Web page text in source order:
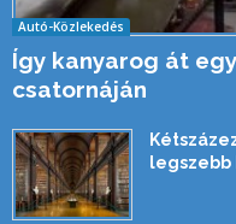
Autó-Közlekedés
Így kanyarog át
csatornáján
legszebb